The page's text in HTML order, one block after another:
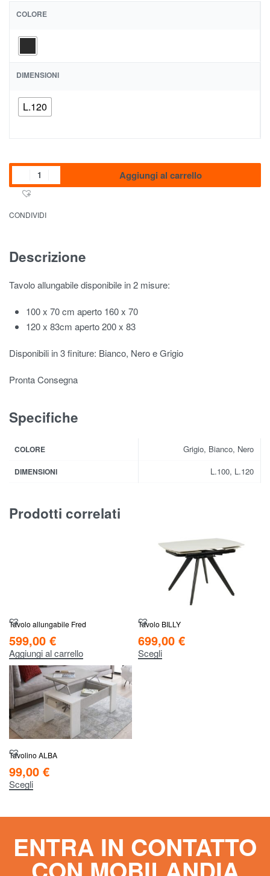
COLORE
DIMENSIONI
L.120
Aggiungi al carrello
CONDIVIDI
Descrizione
Tavolo allungabile disponibile in 2 misure:
100 x 70 cm aperto 160 x 70
120 x 83cm aperto 200 x 83
Disponibili in 3 finiture: Bianco, Nero e Grigio
Pronta Consegna
Specifiche
COLORE Grigio, Bianco, Nero
DIMENSIONI L.100, L.120
Prodotti correlati
Tavolo allungabile Fred
599,00 €
Aggiungi al carrello
Tavolo BILLY
699,00 €
Scegli
Tavolino ALBA
99,00 €
Scegli
ENTRA IN CONTATTO